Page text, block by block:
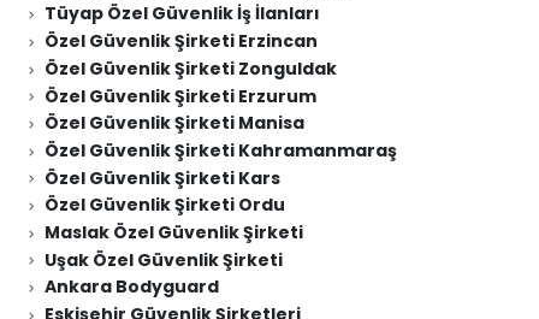
Tüyap Özel Güvenlik İş İlanları
Özel Güvenlik Şirketi Erzincan
Özel Güvenlik Şirketi Zonguldak
Özel Güvenlik Şirketi Erzurum
Özel Güvenlik Şirketi Manisa
Özel Güvenlik Şirketi Kahramanmaraş
Özel Güvenlik Şirketi Kars
Özel Güvenlik Şirketi Ordu
Maslak Özel Güvenlik Şirketi
Uşak Özel Güvenlik Şirketi
Ankara Bodyguard